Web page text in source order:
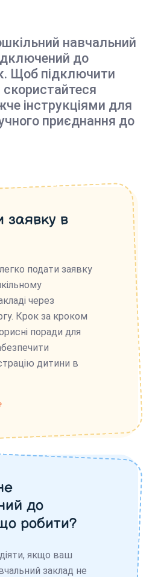
навчальний
до
Щоб підключити
інструкціями для
приєднання до
заявку в
подати заявку
через
Крок за кроком
поради для
дитини в
до
робити?
якщо ваш
заклад не